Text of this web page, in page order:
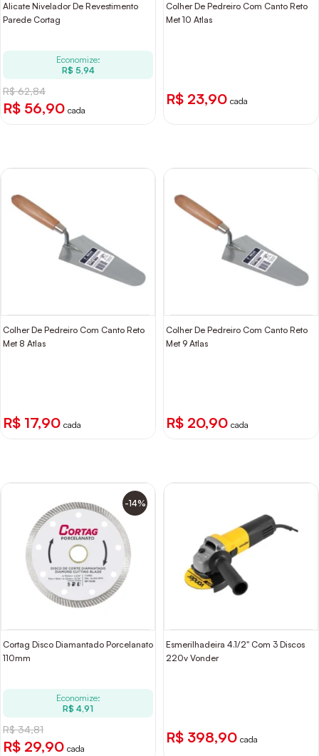
Alicate Nivelador De Revestimento
Parede Cortag
Economize:
R$ 5,94
R$ 62,84
R$ 56,90 cada
Colher De Pedreiro Com Canto Reto
Met 10 Atlas
R$ 23,90 cada
Colher De Pedreiro Com Canto Reto
Met 8 Atlas
R$ 17,90 cada
Colher De Pedreiro Com Canto Reto
Met 9 Atlas
R$ 20,90 cada
-14%
Cortag Disco Diamantado Porcelanato
110mm
Economize:
R$ 4,91
R$ 34,81
R$ 29,90 cada
Esmerilhadeira 4.1/2" Com 3 Discos
220v Vonder
R$ 398,90 cada